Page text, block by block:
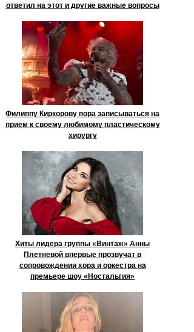
ответил на этот и другие важные вопросы
Филиппу Киркорову пора записываться на
прием к своему любимому пластическому
хирургу
Хиты лидера группы «Винтаж» Анны
Плетневой впервые прозвучат в
сопровождении хора и оркестра на
премьере шоу «Ностальгия»